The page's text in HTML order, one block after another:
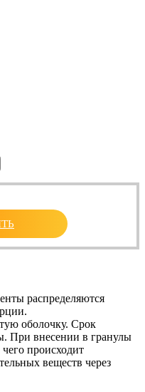
распределяются
оболочку. Срок
При внесении в гранулы
происходит
веществ через